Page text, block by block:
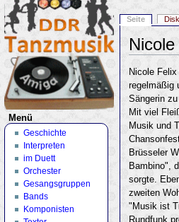
Nicole
regelmäßig
Sängerin
Mit viel
Musik und
Brüsseler
Bambino",
sorgte.
zweiten
"Musik ist
Rundfunk
Seite
Menü
Geschichte
Interpreten
im Duett
Orchester
Gesangsgruppen
Bands
Komponisten